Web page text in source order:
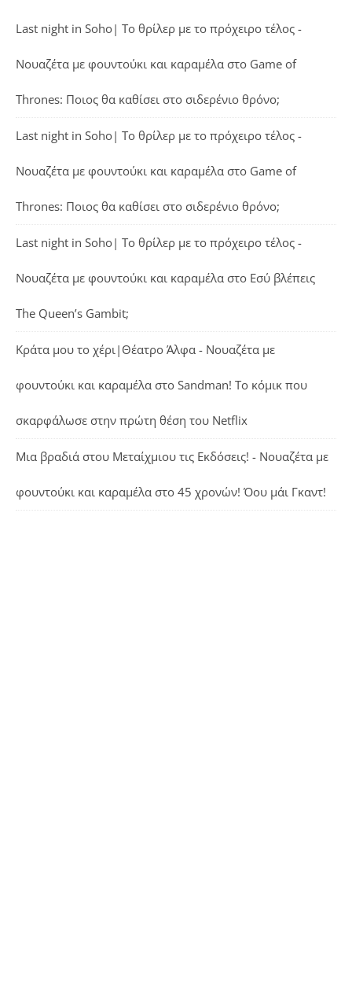
Last night in Soho| Το θρίλερ με το πρόχειρο τέλος -
Νουαζέτα με φουντούκι και καραμέλα στο Game of
Thrones: Ποιος θα καθίσει στο σιδερένιο θρόνο;
Last night in Soho| Το θρίλερ με το πρόχειρο τέλος -
Νουαζέτα με φουντούκι και καραμέλα στο Game of
Thrones: Ποιος θα καθίσει στο σιδερένιο θρόνο;
Last night in Soho| Το θρίλερ με το πρόχειρο τέλος -
Νουαζέτα με φουντούκι και καραμέλα στο Εσύ βλέπεις
The Queen’s Gambit;
Κράτα μου το χέρι|Θέατρο Άλφα - Νουαζέτα με
φουντούκι και καραμέλα στο Sandman! Το κόμικ που
σκαρφάλωσε στην πρώτη θέση του Netflix
Μια βραδιά στου Μεταίχμιου τις Εκδόσεις! - Νουαζέτα με
φουντούκι και καραμέλα στο 45 χρονών! Όου μάι Γκαντ!